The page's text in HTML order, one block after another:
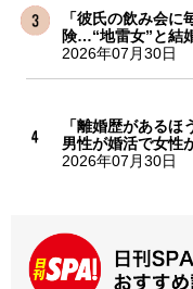
「彼氏の飲み会
険…“地雷女”と結
2026年07月30日
「離婚歴がある
男性が婚活で女性
2026年07月30日